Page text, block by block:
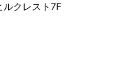
クレスト7F